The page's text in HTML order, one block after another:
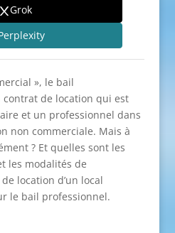
Grok
», le bail
contrat de location qui est
et un professionnel dans
non commerciale. Mais à
? Et quelles sont les
les modalités de
location d’un local
le bail professionnel.